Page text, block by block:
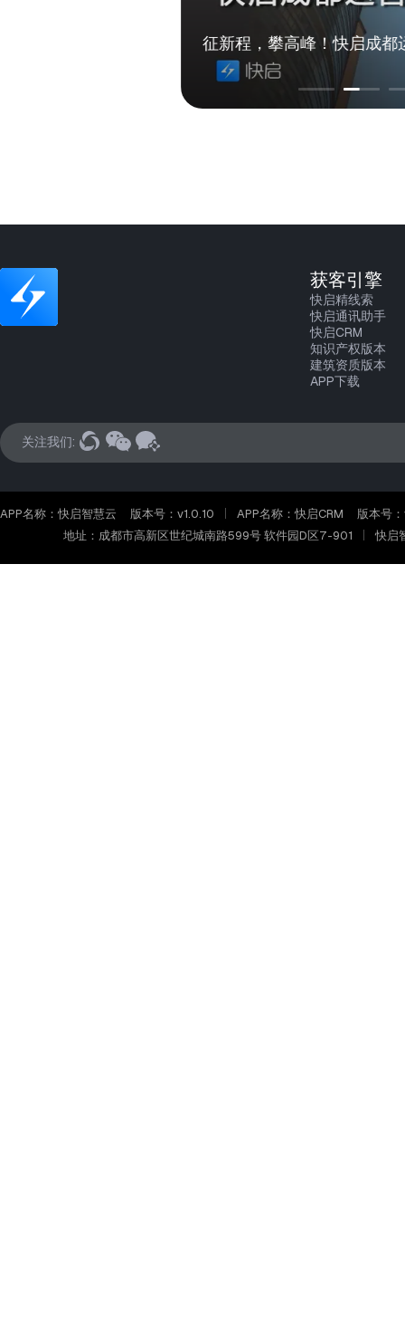
征新程，攀高峰！快启成都
获客引擎
快启精线索
快启通讯助手
快启CRM
知识产权版本
建筑资质版本
APP下载
关注我们:
APP名称：快启智慧云 版本号：v1.0.10 APP名称：快启CRM
版本号
地址：成都市高新区世纪城南路599号 软件园D区7-901
快启